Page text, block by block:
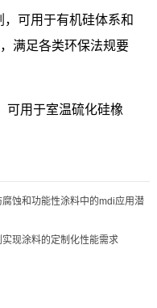
可用于有机硅体系和
满足各类环保法规要
可用于室温硫化硅橡
蚀和功能性涂料中的mdi应用潜
现涂料的定制化性能需求